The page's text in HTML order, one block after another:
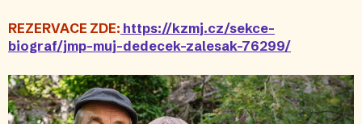
REZERVACE ZDE: https://kzmj.cz/sekce-
biograf/jmp-muj-dedecek-zalesak-76299/